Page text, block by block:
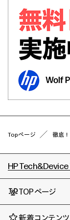
Topページ 徹底
HP Tech&Device
TOPページ
新着コンテンツ